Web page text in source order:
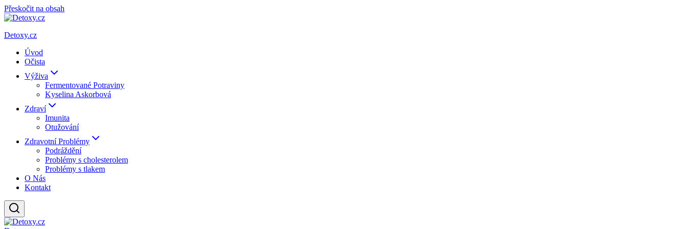
Přeskočit na obsah
Detoxy.cz
Úvod
Očista
Výživa
Fermentované Potraviny
Kyselina Askorbová
Zdraví
Imunita
Otužování
Zdravotní Problémy
Podráždění
Problémy s cholesterolem
Problémy s tlakem
O Nás
Kontakt